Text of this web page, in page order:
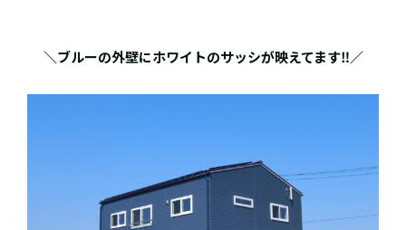
＼ブルーの外壁にホワイトのサッシが映えてます‼／